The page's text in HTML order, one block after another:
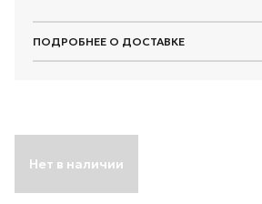
ПОДРОБНЕЕ О ДОСТАВКЕ
Нет в наличии